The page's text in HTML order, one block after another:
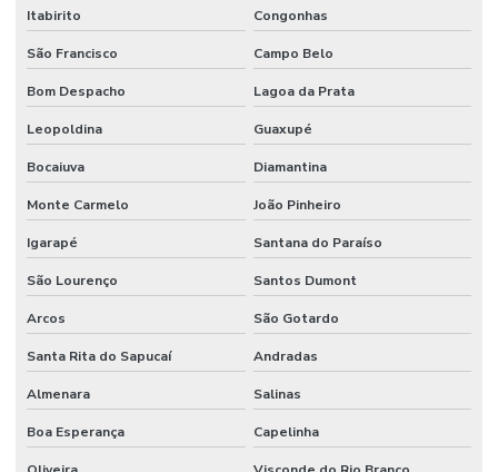
Itabirito Congonhas
São Francisco Campo Belo
Bom Despacho Lagoa da Prata
Leopoldina Guaxupé
Bocaiuva Diamantina
Monte Carmelo João Pinheiro
Igarapé Santana do Paraíso
São Lourenço Santos Dumont
Arcos São Gotardo
Santa Rita do Sapucaí Andradas
Almenara Salinas
Boa Esperança Capelinha